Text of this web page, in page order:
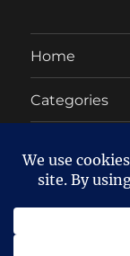
Home
Categories
Twitter